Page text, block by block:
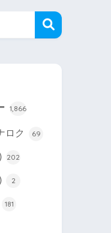
1,866
ロク 69
202
2
181